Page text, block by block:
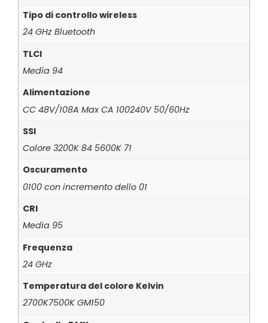
Tipo di controllo wireless
24 GHz Bluetooth
TLCI
Media 94
Alimentazione
CC 48V/108A Max CA 100240V 50/60Hz
SSI
Colore 3200K 84 5600K 71
Oscuramento
0100 con incremento dello 01
CRI
Media 95
Frequenza
24 GHz
Temperatura del colore Kelvin
2700K7500K GM150